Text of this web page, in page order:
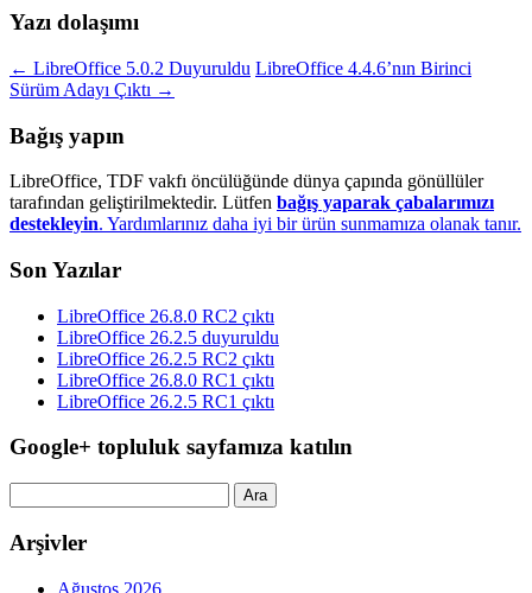
Yazı dolaşımı
← LibreOffice 5.0.2 Duyuruldu LibreOffice 4.4.6’nın Birinci
Sürüm Adayı Çıktı →
Bağış yapın
LibreOffice, TDF vakfı öncülüğünde dünya çapında gönüllüler
tarafından geliştirilmektedir. Lütfen bağış yaparak çabalarımızı
destekleyin. Yardımlarınız daha iyi bir ürün sunmamıza olanak tanır.
Son Yazılar
LibreOffice 26.8.0 RC2 çıktı
LibreOffice 26.2.5 duyuruldu
LibreOffice 26.2.5 RC2 çıktı
LibreOffice 26.8.0 RC1 çıktı
LibreOffice 26.2.5 RC1 çıktı
Google+ topluluk sayfamıza katılın
Arşivler
Ağustos 2026